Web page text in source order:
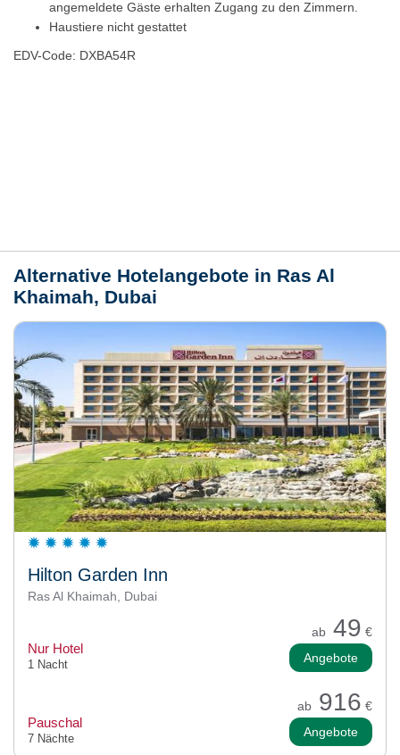
angemeldete Gäste erhalten Zugang zu den Zimmern.
Haustiere nicht gestattet
EDV-Code: DXBA54R
Alternative Hotelangebote in Ras Al
Khaimah, Dubai
Hilton Garden Inn
Ras Al Khaimah, Dubai
ab 49 €
Nur Hotel
1 Nacht Angebote
ab 916 €
Pauschal
7 Nächte Angebote